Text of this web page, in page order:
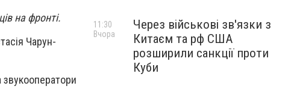
на фронті.
Чарун-
звукооператори
Через військові зв'язки з
Китаєм та рф США
розширили санкції проти
Куби
11:30
Вчора